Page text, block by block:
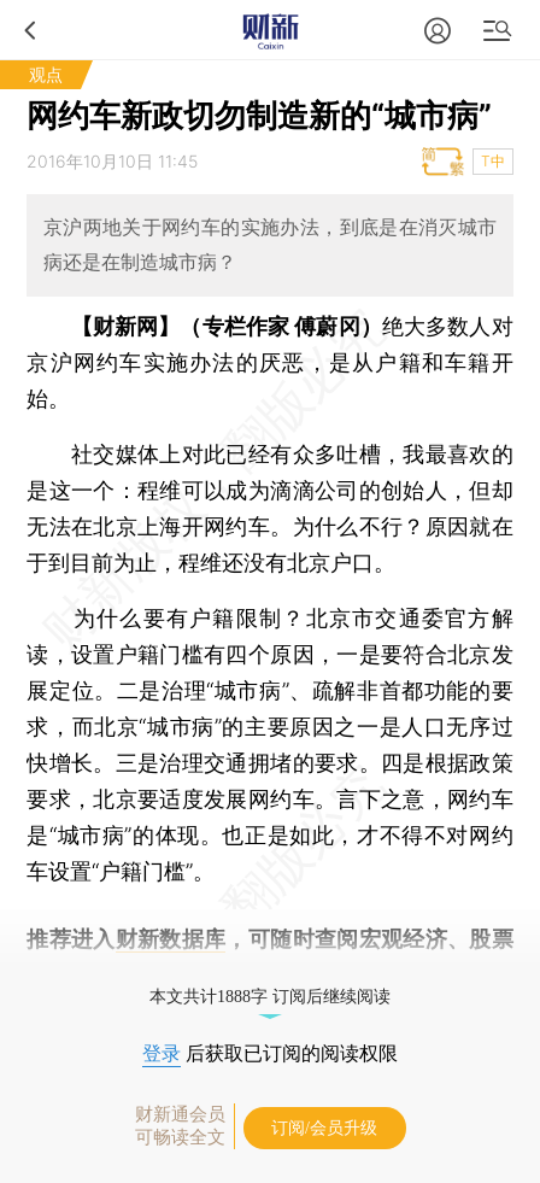
观点
网约车新政切勿制造新的“城市病”
2016年10月10日 11:45 T中
京沪两地关于网约车的实施办法，到底是在消灭城市
病还是在制造城市病？
【财新网】（专栏作家 傅蔚冈） 绝大多数人对
京沪网约车实施办法的厌恶，是从户籍和车籍开
始。
社交媒体上对此已经有众多吐槽，我最喜欢的
是这一个：程维可以成为滴滴公司的创始人，但却
无法在北京上海开网约车。为什么不行？原因就在
于到目前为止，程维还没有北京户口。
为什么要有户籍限制？北京市交通委官方解
读，设置户籍门槛有四个原因，一是要符合北京发
展定位。二是治理“城市病”、疏解非首都功能的要
求，而北京“城市病”的主要原因之一是人口无序过
快增长。三是治理交通拥堵的要求。四是根据政策
要求，北京要适度发展网约车。言下之意，网约车
是“城市病”的体现。也正是如此，才不得不对网约
车设置“户籍门槛”。
推荐进入 财新数据库 ，可随时查阅宏观经济、股票
本文共计1888字 订阅后继续阅读
登录 后获取已订阅的阅读权限
财新通会员
可畅读全文
订阅/会员升级